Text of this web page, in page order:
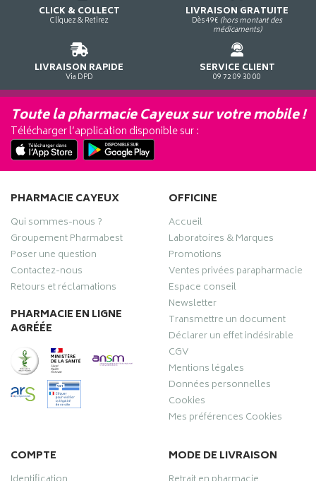
CLICK & COLLECT
Cliquez & Retirez
LIVRAISON GRATUITE
Dès 49€ (hors montant des
médicaments)
LIVRAISON RAPIDE
Via DPD
SERVICE CLIENT
09 72 09 30 00
Toute la pharmacie Cayeux sur votre mobile !
Télécharger l’application disponible sur :
PHARMACIE CAYEUX
Qui sommes-nous ?
Groupement Pharmabest
Poser une question
Contactez-nous
Retours et réclamations
PHARMACIE EN LIGNE
AGRÉÉE
OFFICINE
Accueil
Laboratoires & Marques
Promotions
Ventes privées parapharmacie
Espace conseil
Newsletter
Transmettre un document
Déclarer un effet indésirable
CGV
Mentions légales
Données personnelles
Cookies
Mes préférences Cookies
COMPTE MODE DE LIVRAISON